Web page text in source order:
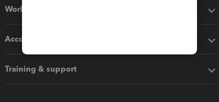
Workflow add-ons
Accounting solutions
Training & support